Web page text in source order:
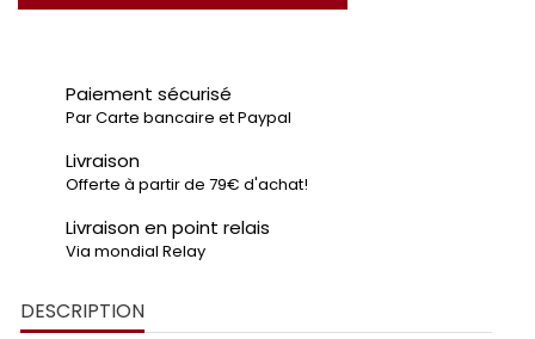
Paiement sécurisé
Par Carte bancaire et Paypal
Livraison
Offerte à partir de 79€ d'achat!
Livraison en point relais
Via mondial Relay
DESCRIPTION